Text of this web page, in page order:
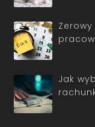
Jak